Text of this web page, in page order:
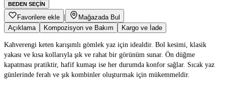
BEDEN SEÇIN
Favorilere ekle |
Mağazada Bul
Açıklama
Kompozisyon ve Bakım Kargo ve İade
Kahverengi keten karışımlı gömlek yaz için idealdir. Bol kesimi, klasik
yakası ve kısa kollarıyla şık ve rahat bir görünüm sunar. Ön düğme
kapatması pratiktir, hafif kumaşı ise her durumda konfor sağlar. Sıcak yaz
günlerinde ferah ve şık kombinler oluşturmak için mükemmeldir.